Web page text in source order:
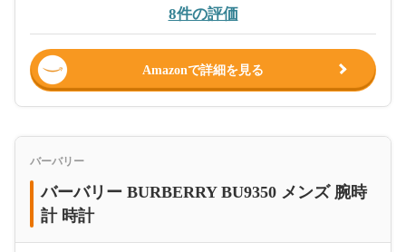
8件の評価
Amazonで詳細を見る
バーバリー
バーバリー BURBERRY BU9350 メンズ 腕時
計 時計